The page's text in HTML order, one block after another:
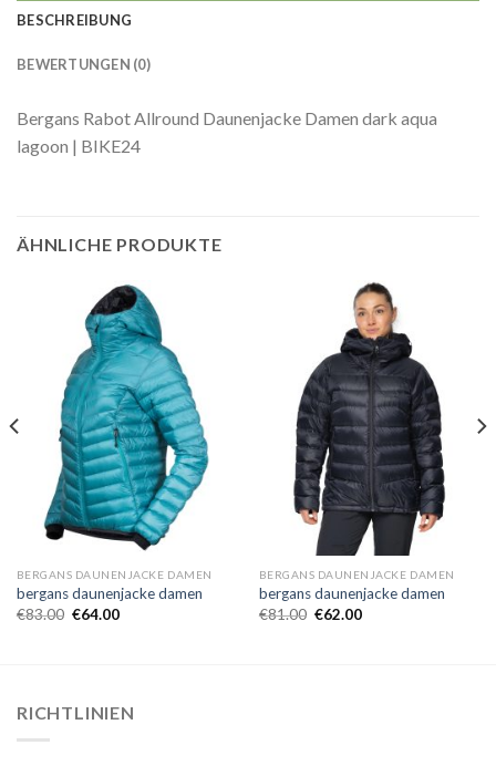
BESCHREIBUNG
BEWERTUNGEN (0)
Bergans Rabot Allround Daunenjacke Damen dark aqua
lagoon | BIKE24
ÄHNLICHE PRODUKTE
BERGANS DAUNENJACKE DAMEN
bergans daunenjacke damen
€83.00 €64.00
BERGANS DAUNENJACKE DAMEN
bergans daunenjacke damen
€81.00 €62.00
RICHTLINIEN